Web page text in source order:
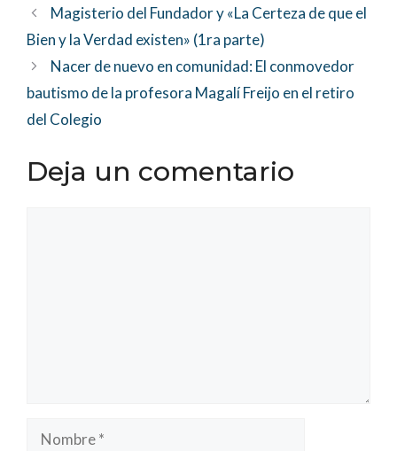
Magisterio del Fundador y «La Certeza de que el
Bien y la Verdad existen» (1ra parte)
Nacer de nuevo en comunidad: El conmovedor
bautismo de la profesora Magalí Freijo en el retiro
del Colegio
Deja un comentario